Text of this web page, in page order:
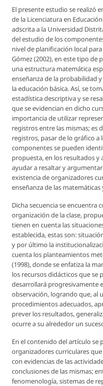
El presente estudio se realizó
de la Licenciatura en
adscrita a la Universidad
del estudio de los
nivel de planificación local
Gómez (2002), en este tipo de
una estructura matemática
enseñanza de la probabilidad
la educación básica. Así, se
estadística descriptiva y se
que se evidencian en dicho
importancia de utilizar
registros entre las mismas; es
registros, pasar de lo gráfico a
componentes se pueden
propuesta, en los resultados y
ayudar a resaltar y
existencia de organizadores
enseñanza de las matemáticas
Dicha secuencia se encuentra
organización de la clase,
tienen en cuenta las
establecida, estas son:
y por último la
cuenta los planteamientos
(1998), donde se enfatiza la
los recursos didácticos que se
desarrollará progresivamente
observación, logrando que, al
procedimientos adecuados,
prever los resultados,
ocurre a su alrededor un
En el contenido del artículo se
organizadores curriculares
con evidencias de las
conclusiones de las mismas;
fenomenología, sistemas de